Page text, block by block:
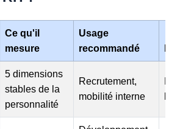
Ce qu'il
mesure
Usage
recommandé
5 dimensions
stables de la
personnalité
Recrutement,
mobilité interne